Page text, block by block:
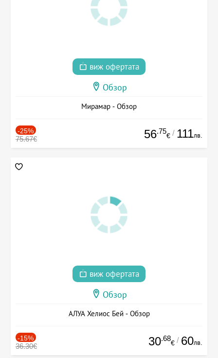
виж офертата
Обзор
Мирамар - Обзор
-25%
75.67€ 56.75
€ / 111лв.
виж офертата
Обзор
АЛУА Хелиос Бей - Обзор
-15%
36.30€ 30.68
€ / 60лв.